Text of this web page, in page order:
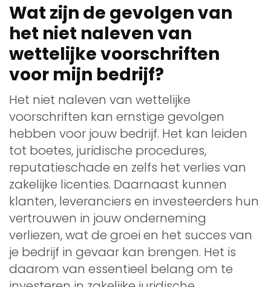
Wat zijn de gevolgen van
het niet naleven van
wettelijke voorschriften
voor mijn bedrijf?
Het niet naleven van wettelijke
voorschriften kan ernstige gevolgen
hebben voor jouw bedrijf. Het kan leiden
tot boetes, juridische procedures,
reputatieschade en zelfs het verlies van
zakelijke licenties. Daarnaast kunnen
klanten, leveranciers en investeerders hun
vertrouwen in jouw onderneming
verliezen, wat de groei en het succes van
je bedrijf in gevaar kan brengen. Het is
daarom van essentieel belang om te